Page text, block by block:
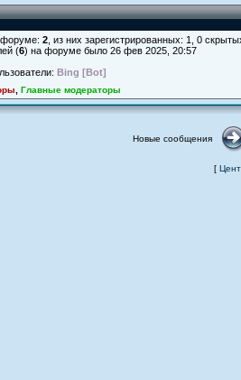
форуме: 2 , из них зарегистрированных: 1, 0
(6) на форуме было 26 фев 2025, 20:57
Bing [Bot]
Главные модераторы
Новые сообщения
[